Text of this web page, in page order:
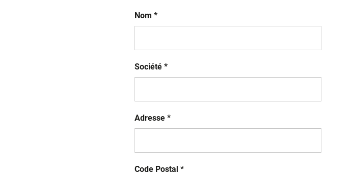
Nom *
Société *
Adresse *
Code Postal *